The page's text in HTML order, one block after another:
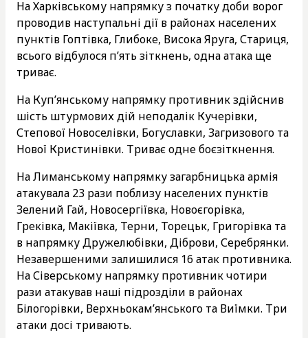
На Харківському напрямку з початку доби ворог
проводив наступальні дії в районах населених
пунктів Гоптівка, Глибоке, Висока Яруга, Стариця,
всього відбулося п’ять зіткнень, одна атака ще
триває.
На Куп’янському напрямку противник здійснив
шість штурмових дій неподалік Кучерівки,
Степової Новоселівки, Богуславки, Загризового та
Нової Кристинівки. Триває одне боєзіткнення.
На Лиманському напрямку загарбницька армія
атакувала 23 рази поблизу населених пунктів
Зелений Гай, Новосергіївка, Новоєгорівка,
Греківка, Макіївка, Терни, Торецьк, Григорівка та
в напрямку Дружелюбівки, Діброви, Серебрянки.
Незавершеними залишилися 16 атак противника.
На Сіверському напрямку противник чотири
рази атакував наші підрозділи в районах
Білогорівки, Верхньокам’янського та Виїмки. Три
атаки досі тривають.